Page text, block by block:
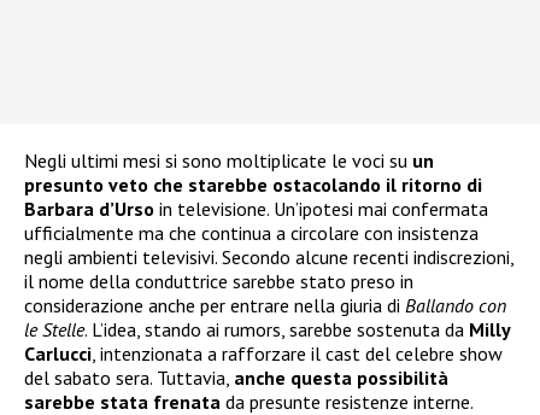
Negli ultimi mesi si sono moltiplicate le voci su un
presunto veto che starebbe ostacolando il ritorno di
Barbara d’Urso in televisione. Un’ipotesi mai confermata
ufficialmente ma che continua a circolare con insistenza
negli ambienti televisivi. Secondo alcune recenti indiscrezioni,
il nome della conduttrice sarebbe stato preso in
considerazione anche per entrare nella giuria di Ballando con
le Stelle. L’idea, stando ai rumors, sarebbe sostenuta da Milly
Carlucci , intenzionata a rafforzare il cast del celebre show
del sabato sera. Tuttavia, anche questa possibilità
sarebbe stata frenata da presunte resistenze interne.